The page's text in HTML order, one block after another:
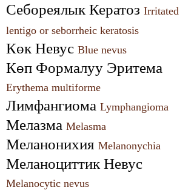
Себореялык Кератоз Irritated
lentigo or seborrheic keratosis
Көк Невус Blue nevus
Erythema multiforme
Лимфангиома Lymphangioma
Мелазма Melasma
Меланонихия Melanonychia
Melanocytic nevus